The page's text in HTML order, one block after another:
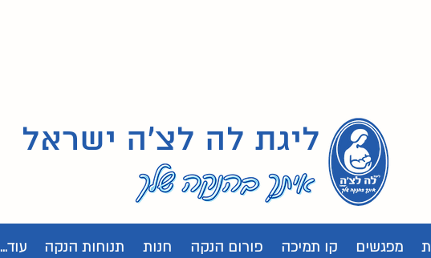
ליגת לה לצ'ה ישראל
מפגשים קו תמיכה פורום הנקה חנות תנוחות הנקה עוד...